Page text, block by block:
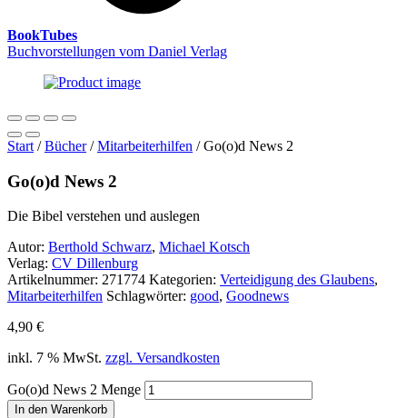
BookTubes
Buchvorstellungen vom Daniel Verlag
Start /Bücher/Mitarbeiterhilfen / Go(o)d News 2
Go(o)d News 2
Die Bibel verstehen und auslegen
Autor: Berthold Schwarz, Michael Kotsch
Verlag: CV Dillenburg
Artikelnummer: 271774 Kategorien: Verteidigung des Glaubens,
Mitarbeiterhilfen Schlagwörter: good, Goodnews
4,90 €
inkl. 7 % MwSt. zzgl. Versandkosten
Go(o)d News 2 Menge
In den Warenkorb